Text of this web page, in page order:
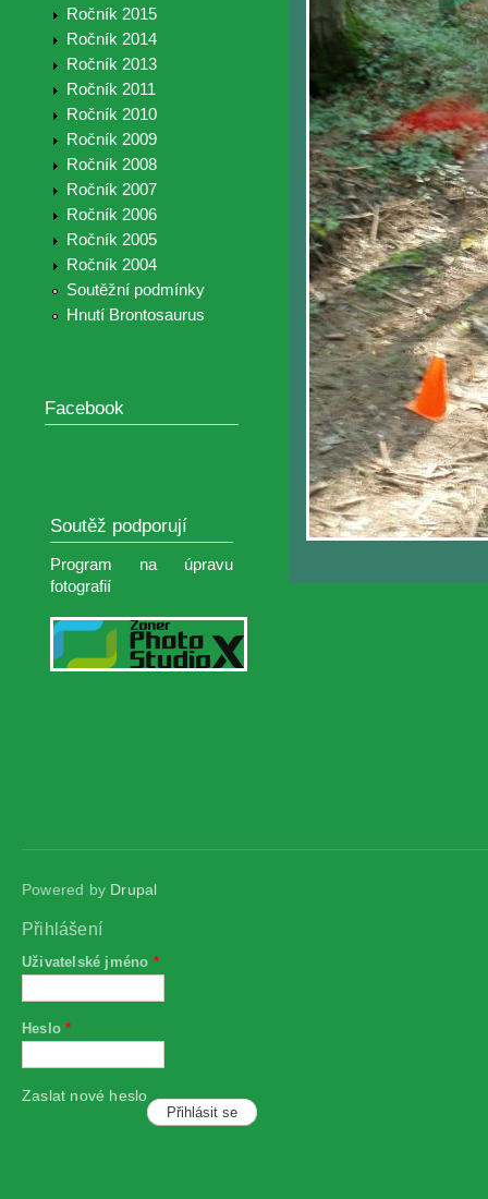
Ročník 2015
Ročník 2014
Ročník 2013
Ročník 2011
Ročník 2010
Ročník 2009
Ročník 2008
Ročník 2007
Ročník 2006
Ročník 2005
Ročník 2004
Soutěžní podmínky
Hnutí Brontosaurus
Facebook
Soutěž podporují
Program na úpravu
fotografií
Powered by Drupal
Přihlášení
Uživatelské jméno *
Heslo*
Zaslat nové heslo